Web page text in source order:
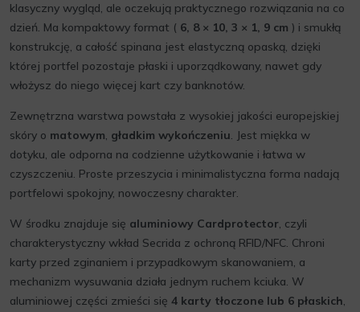
klasyczny wygląd, ale oczekują praktycznego rozwiązania na co
dzień. Ma kompaktowy format ( 6, 8 × 10, 3 × 1, 9 cm ) i smukłą
konstrukcję, a całość spinana jest elastyczną opaską, dzięki
której portfel pozostaje płaski i uporządkowany, nawet gdy
włożysz do niego więcej kart czy banknotów.
Zewnętrzna warstwa powstała z wysokiej jakości europejskiej
skóry o matowym, gładkim wykończeniu. Jest miękka w
dotyku, ale odporna na codzienne użytkowanie i łatwa w
czyszczeniu. Proste przeszycia i minimalistyczna forma nadają
portfelowi spokojny, nowoczesny charakter.
W środku znajduje się aluminiowy Cardprotector, czyli
charakterystyczny wkład Secrida z ochroną RFID/NFC. Chroni
karty przed zginaniem i przypadkowym skanowaniem, a
mechanizm wysuwania działa jednym ruchem kciuka. W
aluminiowej części zmieści się 4 karty tłoczone lub 6 płaskich,